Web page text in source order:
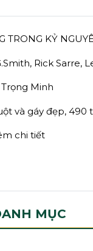
TRONG KỶ
Rick Sarre,
Minh
và gáy đẹp, 490
chi tiết
MỤC